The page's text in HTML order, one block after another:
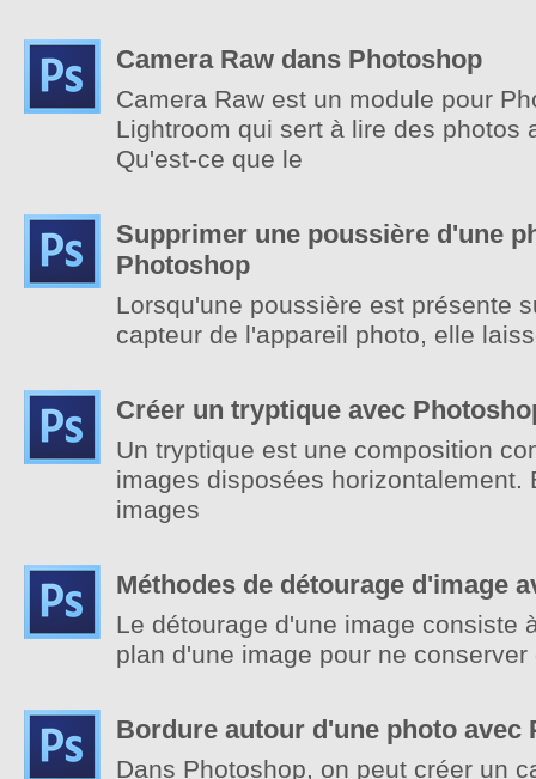
Camera Raw dans Photoshop
Camera Raw est un module pour
Lightroom qui sert à lire des photos
Qu'est-ce que le
Supprimer une poussière d'une
Photoshop
Lorsqu'une poussière est présente
capteur de l'appareil photo, elle
Créer un tryptique avec
Un tryptique est une composition
images disposées horizontalement.
images
Méthodes de détourage d'image
Le détourage d'une image consiste
plan d'une image pour ne
Bordure autour d'une photo avec
Dans Photoshop, on peut créer un